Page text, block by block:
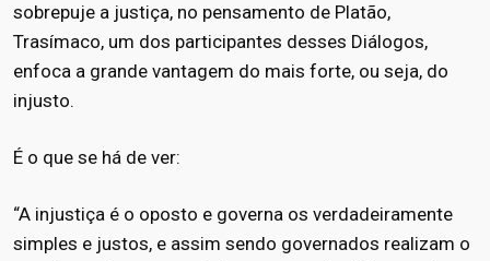
sobrepuje a justiça, no pensamento de Platão,
Trasímaco, um dos participantes desses Diálogos,
enfoca a grande vantagem do mais forte, ou seja, do
injusto.
É o que se há de ver:
“A injustiça é o oposto e governa os verdadeiramente
simples e justos, e assim sendo governados realizam o